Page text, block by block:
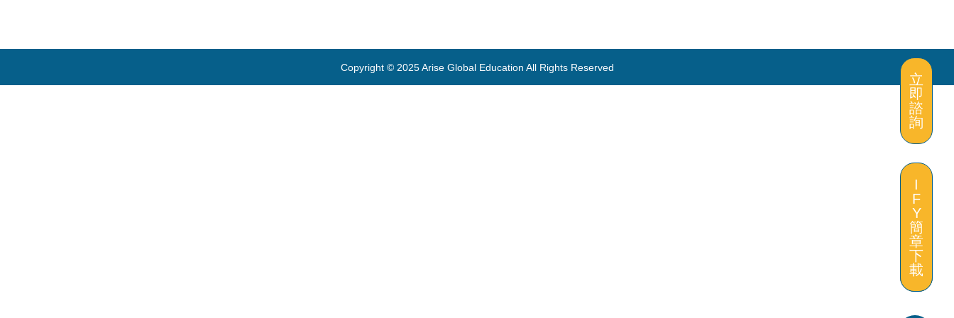
立
即
諮
詢
Copyright © 2025 Arise Global Education All Rights Reserved
立
即
諮
詢
I
F
Y
簡
章
下
載